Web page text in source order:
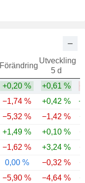
Förändring
Utveckling
5 d
+0,20 % +0,61 %
−1,74 % +0,42 %
−5,32 % −1,42 %
+1,49 % +0,10 %
−1,62 % +3,24 %
0,00 % −0,32 %
−5,90 % −4,64 %